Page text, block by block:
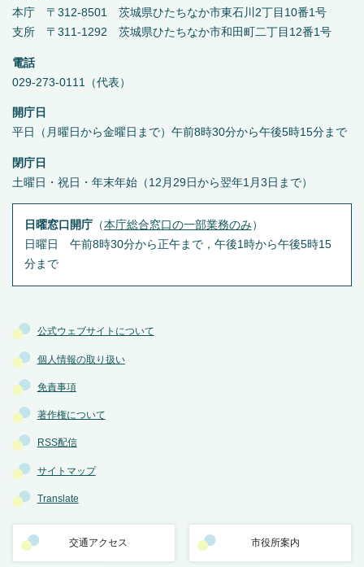
公式ウェブサイトについて
個人情報の取り扱い
免責事項
著作権について
RSS配信
サイトマップ
Translate
交通アクセス 市役所案内
本庁 〒312-8501 茨城県ひたちなか市東石川2丁目10番1号
支所 〒311-1292 茨城県ひたちなか市和田町二丁目12番1号
電話
029-273-0111（代表）
開庁日
平日（月曜日から金曜日まで）午前8時30分から午後5時15分まで
閉庁日
土曜日・祝日・年末年始（12月29日から翌年1月3日まで）
日曜窓口開庁（本庁総合窓口の一部業務のみ ）
日曜日 午前8時30分から正午まで，午後1時から午後5時15
分まで